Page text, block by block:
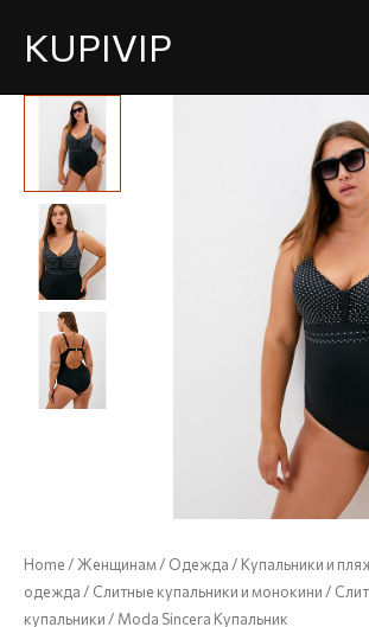
KUPIVIP
Home/Женщинам/ Одежда/ Купальники и
одежда/ Слитные купальники и монокини/
купальники/ Moda Sincera Купальник